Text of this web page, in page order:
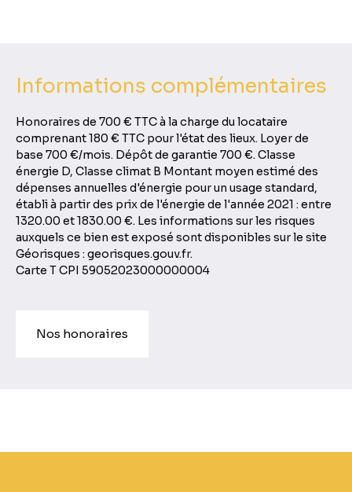
Informations complémentaires
Honoraires de 700 € TTC à la charge du locataire
comprenant 180 € TTC pour l'état des lieux. Loyer de
base 700 €/mois. Dépôt de garantie 700 €. Classe
énergie D, Classe climat B Montant moyen estimé des
dépenses annuelles d'énergie pour un usage standard,
établi à partir des prix de l'énergie de l'année 2021 : entre
1320.00 et 1830.00 €. Les informations sur les risques
auxquels ce bien est exposé sont disponibles sur le site
Géorisques : georisques.gouv.fr.
Carte T CPI 59052023000000004
Nos honoraires